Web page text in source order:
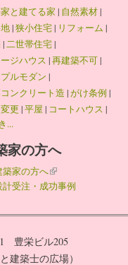
と建てる家 | 自然素材|
|狭小住宅| リフォーム |
|二世帯住宅|
ジハウス |再建築不可|
ルモダン |
ンクリート造 |がけ条例 |
更 |平屋 | コートハウス |
...
家の方へ
築家の方へ(link is external)
計受注・成功事例
豊栄ビル205
建築士の広場）